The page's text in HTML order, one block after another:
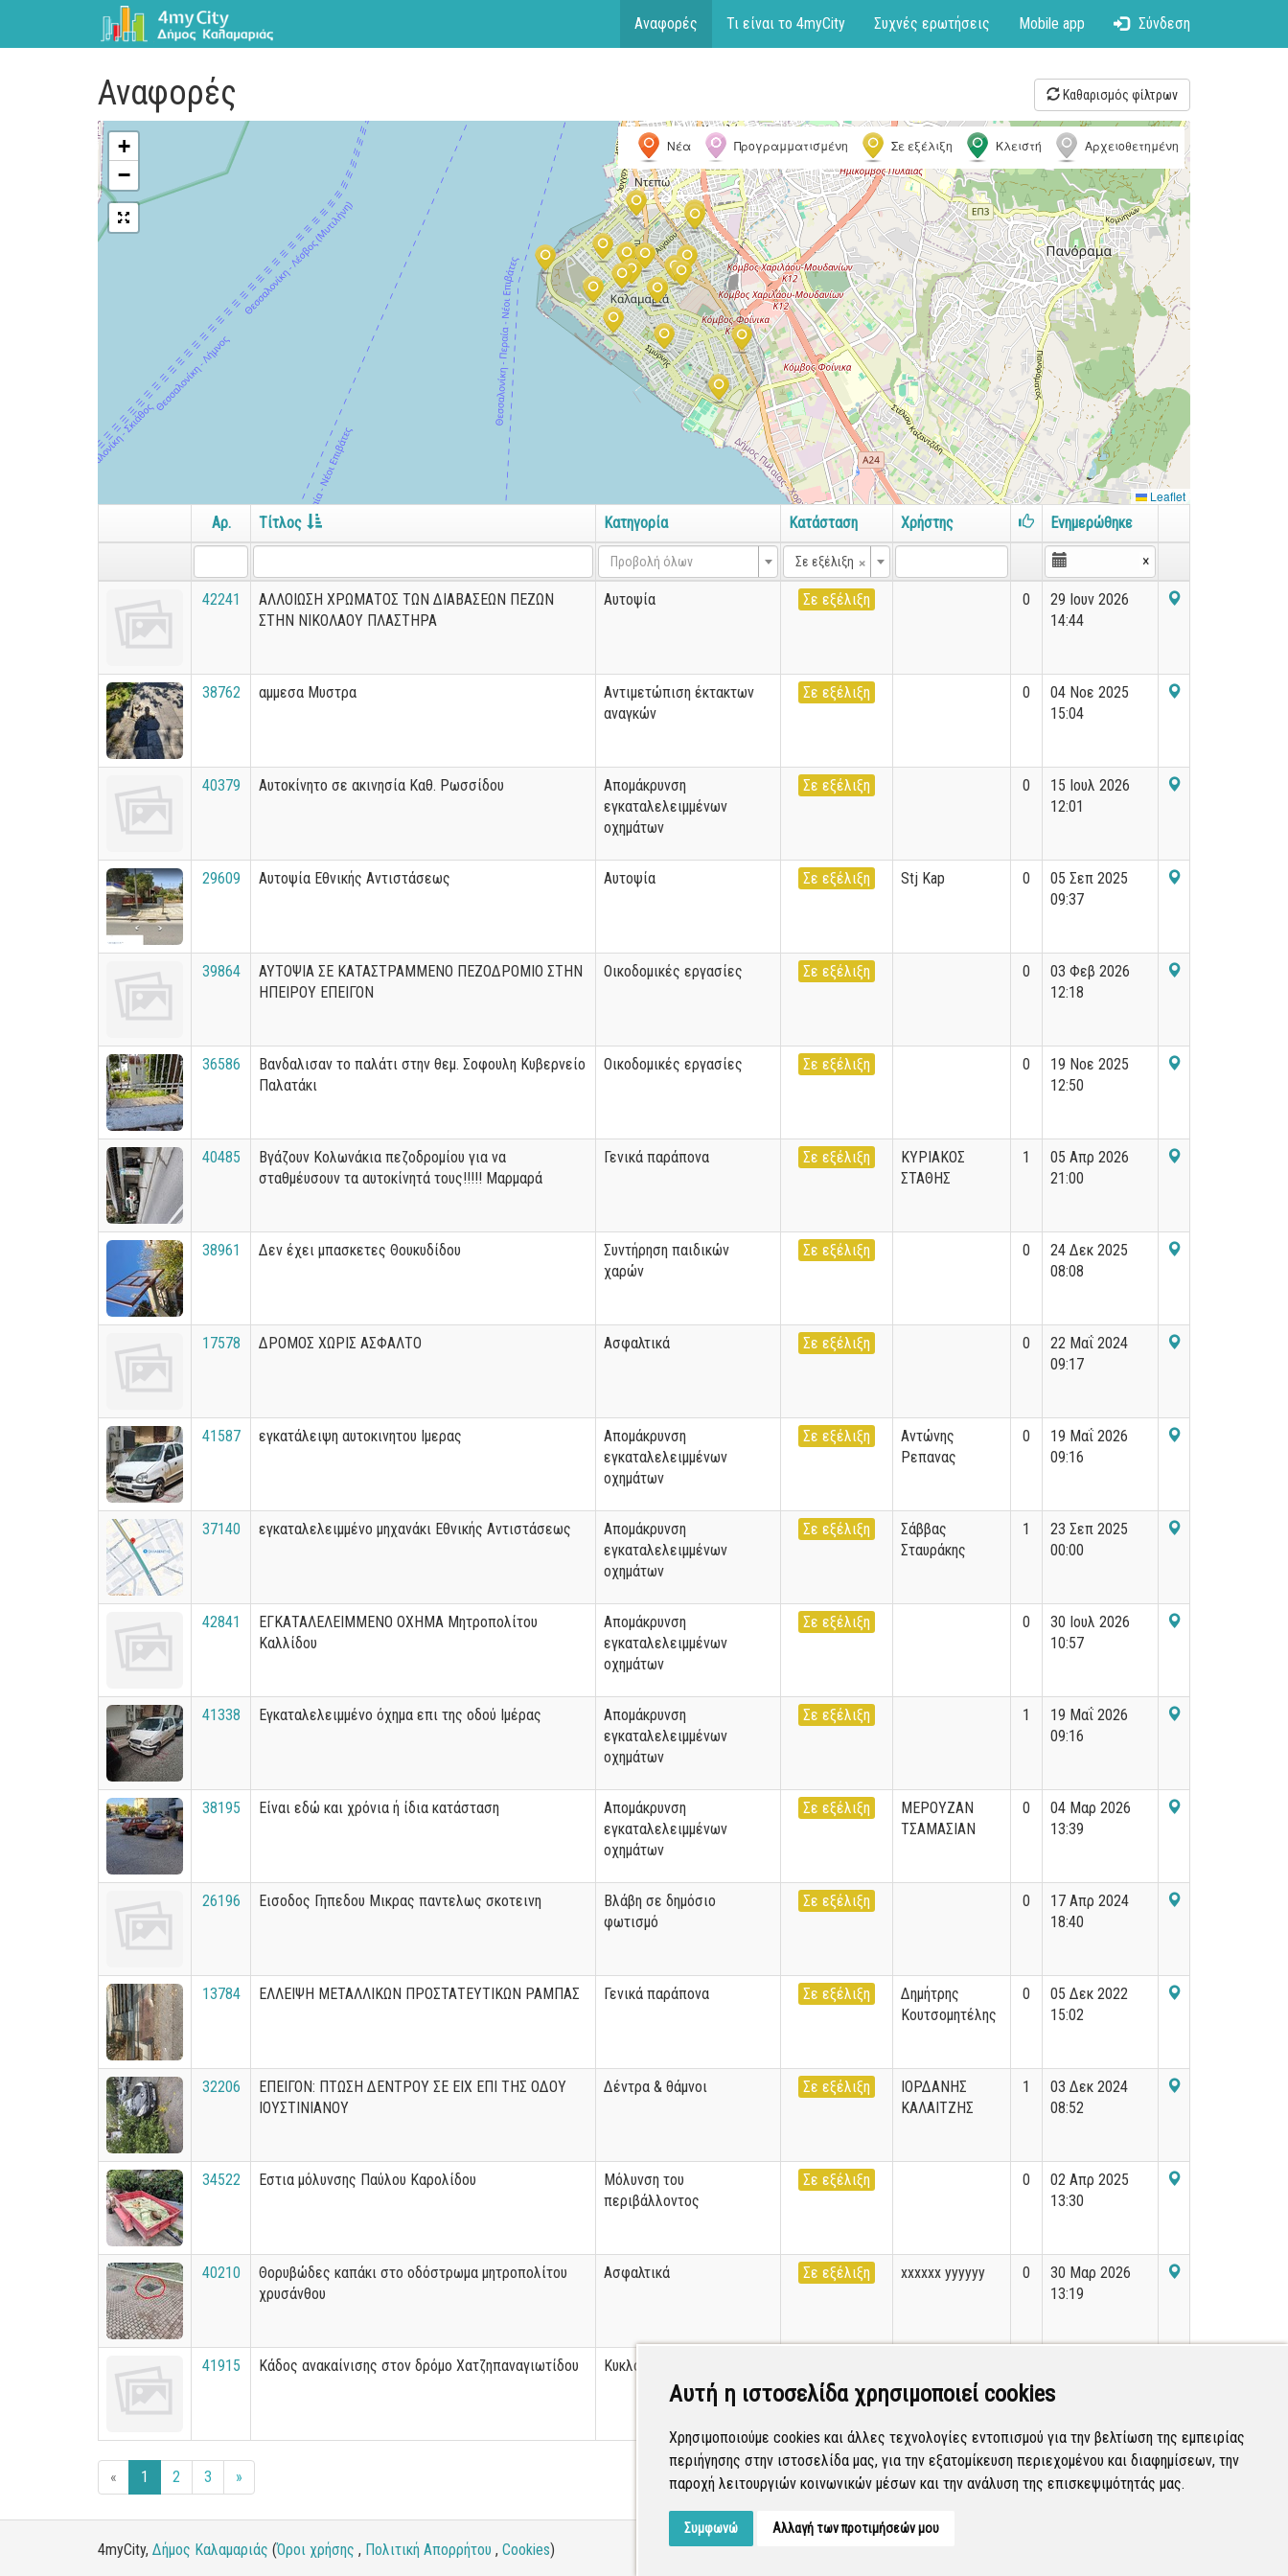
Αυτή η ιστοσελίδα χρησιμοποιεί cookies
Χρησιμοποιούμε cookies και άλλες τεχνολογίες εντοπισμού για την βελτίωση της εμπειρίας
περιήγησης στην ιστοσελίδα μας, για την εξατομίκευση περιεχομένου και διαφημίσεων, την
παροχή λειτουργιών κοινωνικών μέσων και την ανάλυση της επισκεψιμότητάς μας.
Συμφωνώ Αλλαγή των προτιμήσεών μου
Αναφορές Τι είναι το 4myCity Συχνές ερωτήσεις Mobile app Σύνδεση
Αναφορές Καθαρισμός φίλτρων
+
−
Νέα Προγραμματισμένη Σε εξέλιξη Κλειστή Αρχειοθετημένη
Leaflet
Αρ. Τίτλος Κατηγορία Κατάσταση Χρήστης Ενημερώθηκε
Προβολή όλων ×
Σε εξέλιξη ×
42241
ΑΛΛΟΙΩΣΗ ΧΡΩΜΑΤΟΣ ΤΩΝ ΔΙΑΒΑΣΕΩΝ ΠΕΖΩΝ
ΣΤΗΝ ΝΙΚΟΛΑΟΥ ΠΛΑΣΤΗΡΑ
Αυτοψία Σε εξέλιξη 0
29 Ιουν 2026
14:44
38762 αμμεσα Μυστρα
Αντιμετώπιση έκτακτων
αναγκών
Σε εξέλιξη 0
04 Νοε 2025
15:04
40379 Αυτοκίνητο σε ακινησία Καθ. Ρωσσίδου
Απομάκρυνση
εγκαταλελειμμένων
οχημάτων
Σε εξέλιξη 0
15 Ιουλ 2026
12:01
29609 Αυτοψία Εθνικής Αντιστάσεως Αυτοψία Σε εξέλιξη Stj Kap 0
05 Σεπ 2025
09:37
39864
ΑΥΤΟΨΙΑ ΣΕ ΚΑΤΑΣΤΡΑΜΜΕΝΟ ΠΕΖΟΔΡΟΜΙΟ ΣΤΗΝ
ΗΠΕΙΡΟΥ ΕΠΕΙΓΟΝ
Οικοδομικές εργασίες Σε εξέλιξη 0
03 Φεβ 2026
12:18
36586
Βανδαλισαν το παλάτι στην θεμ. Σοφουλη Κυβερνείο
Παλατάκι
Οικοδομικές εργασίες Σε εξέλιξη 0
19 Νοε 2025
12:50
40485
Βγάζουν Κολωνάκια πεζοδρομίου για να
σταθμέυσουν τα αυτοκίνητά τους!!!!! Μαρμαρά
Γενικά παράπονα Σε εξέλιξη
ΚΥΡΙΑΚΟΣ
ΣΤΑΘΗΣ
1
05 Απρ 2026
21:00
38961 Δεν έχει μπασκετες Θουκυδίδου
Συντήρηση παιδικών
χαρών
Σε εξέλιξη 0
24 Δεκ 2025
08:08
17578 ΔΡΟΜΟΣ ΧΩΡΙΣ ΑΣΦΑΛΤΟ Ασφαλτικά Σε εξέλιξη 0
22 Μαΐ 2024
09:17
41587 εγκατάλειψη αυτοκινητου Ιμερας
Απομάκρυνση
εγκαταλελειμμένων
οχημάτων
Σε εξέλιξη
Αντώνης
Ρεπανας
0
19 Μαΐ 2026
09:16
37140 εγκαταλελειμμένο μηχανάκι Εθνικής Αντιστάσεως
Απομάκρυνση
εγκαταλελειμμένων
οχημάτων
Σε εξέλιξη
Σάββας
Σταυράκης
1
23 Σεπ 2025
00:00
42841
ΕΓΚΑΤΑΛΕΛΕΙΜΜΕΝΟ ΟΧΗΜΑ Μητροπολίτου
Καλλίδου
Απομάκρυνση
εγκαταλελειμμένων
οχημάτων
Σε εξέλιξη 0
30 Ιουλ 2026
10:57
41338 Εγκαταλελειμμένο όχημα επι της οδού Ιμέρας
Απομάκρυνση
εγκαταλελειμμένων
οχημάτων
Σε εξέλιξη 1
19 Μαΐ 2026
09:16
38195 Είναι εδώ και χρόνια ή ίδια κατάσταση
Απομάκρυνση
εγκαταλελειμμένων
οχημάτων
Σε εξέλιξη
ΜΕΡΟΥΖΑΝ
ΤΣΑΜΑΣΙΑΝ
0
04 Μαρ 2026
13:39
26196 Εισοδος Γηπεδου Μικρας παντελως σκοτεινη
Βλάβη σε δημόσιο
φωτισμό
Σε εξέλιξη 0
17 Απρ 2024
18:40
13784 ΕΛΛΕΙΨΗ ΜΕΤΑΛΛΙΚΩΝ ΠΡΟΣΤΑΤΕΥΤΙΚΩΝ ΡΑΜΠΑΣ Γενικά παράπονα Σε εξέλιξη
Δημήτρης
Κουτσομητέλης
0
05 Δεκ 2022
15:02
32206
ΕΠΕΙΓΟΝ: ΠΤΩΣΗ ΔΕΝΤΡΟΥ ΣΕ ΕΙΧ ΕΠΙ ΤΗΣ ΟΔΟΥ
ΙΟΥΣΤΙΝΙΑΝΟΥ
Δέντρα & θάμνοι Σε εξέλιξη
ΙΟΡΔΑΝΗΣ
ΚΑΛΑΙΤΖΗΣ
1
03 Δεκ 2024
08:52
34522 Εστια μόλυνσης Παύλου Καρολίδου
Μόλυνση του
περιβάλλοντος
Σε εξέλιξη 0
02 Απρ 2025
13:30
40210
Θορυβώδες καπάκι στο οδόστρωμα μητροπολίτου
χρυσάνθου
Ασφαλτικά Σε εξέλιξη xxxxxx yyyyyy 0
30 Μαρ 2026
13:19
41915 Κάδος ανακαίνισης στον δρόμο Χατζηπαναγιωτίδου Κυκλοφοριακά θέματα
07:42
« 1 2 3 » Εμφανίζονται1-20από 48εγγραφές.
4myCity, Δήμος Καλαμαριάς (Όροι χρήσης , Πολιτική Απορρήτου , Cookies)